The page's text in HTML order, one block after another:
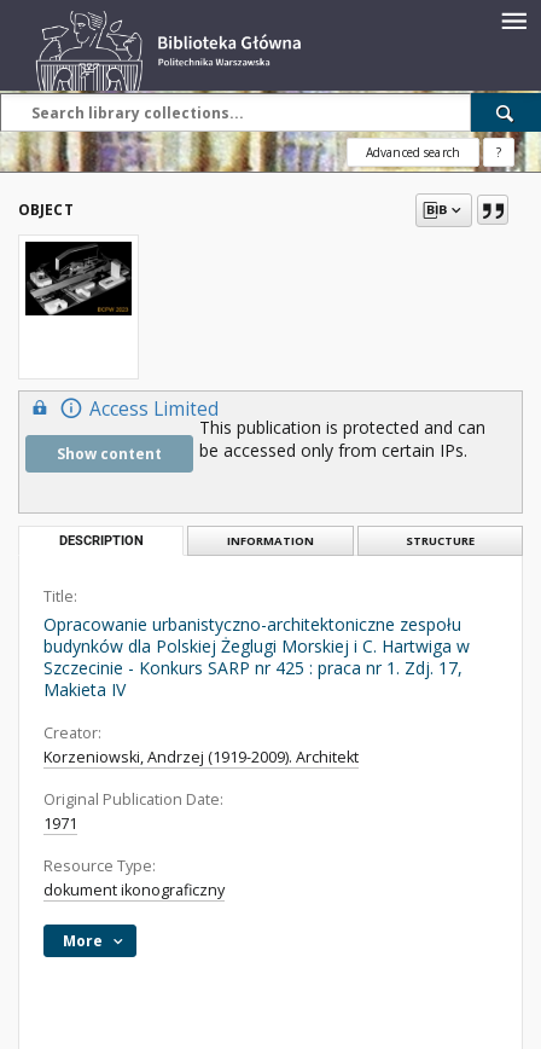
Advanced search ?
OBJECT
Access Limited
Show content
This publication is protected and can
be accessed only from certain IPs.
DESCRIPTION INFORMATION STRUCTURE
Title:
Opracowanie urbanistyczno-architektoniczne zespołu
budynków dla Polskiej Żeglugi Morskiej i C. Hartwiga w
Szczecinie - Konkurs SARP nr 425 : praca nr 1. Zdj. 17,
Makieta IV
Creator:
Korzeniowski, Andrzej (1919-2009). Architekt
Original Publication Date:
1971
Resource Type:
dokument ikonograficzny
More